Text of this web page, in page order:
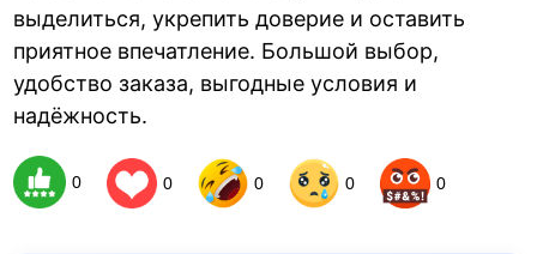
выделиться, укрепить доверие и оставить
приятное впечатление. Большой выбор,
удобство заказа, выгодные условия и
надёжность.
0 0 0 0 0